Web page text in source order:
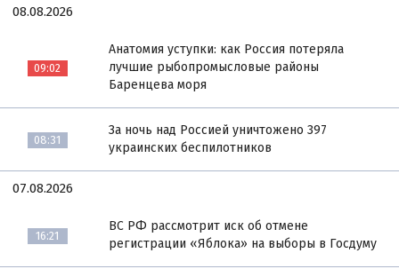
08.08.2026
09:02
Анатомия уступки: как Россия потеряла
лучшие рыбопромысловые районы
Баренцева моря
08:31
За ночь над Россией уничтожено 397
украинских беспилотников
07.08.2026
16:21
ВС РФ рассмотрит иск об отмене
регистрации «Яблока» на выборы в Госдуму